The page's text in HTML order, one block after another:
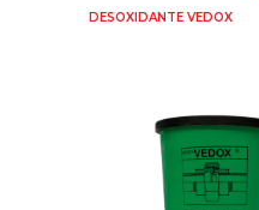
DESOXIDANTE VEDOX